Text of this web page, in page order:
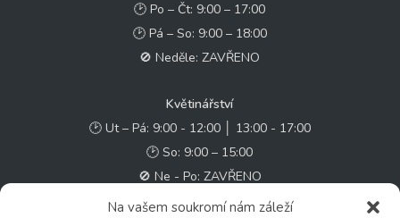
Na vašem soukromí nám záleží
🕑 Po – Čt: 9:00 – 17:00
🕑 Pá – So: 9:00 – 18:00
🚫 Neděle: ZAVŘENO
Květinářství
🕑 Ut – Pá: 9:00 - 12:00 │ 13:00 - 17:00
🕑 So: 9:00 – 15:00
🚫 Ne - Po: ZAVŘENO